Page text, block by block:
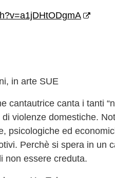
in arte SUE
cantautrice canta i tanti
violenze domestiche.
psicologiche ed
Perchè si spera in un
non essere creduta.